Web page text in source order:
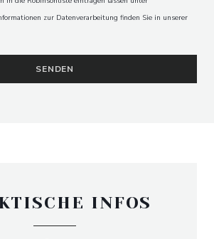
zur Datenverarbeitung finden Sie in unserer
INFOS